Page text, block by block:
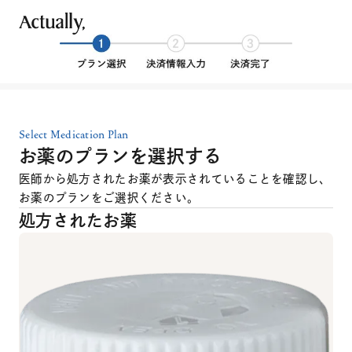
Select Medication Plan
お薬のプランを選択する
医師から処方されたお薬が表示されていることを確認し、
お薬のプランをご選択ください。
処方されたお薬